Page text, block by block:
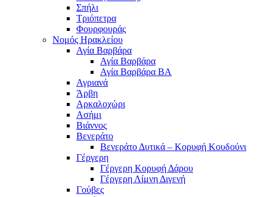
Σπήλι
Τριόπετρα
Φουρφουράς
Νομός Ηρακλείου
Αγία Βαρβάρα
Αγία Βαρβάρα
Αγία Βαρβάρα ΒΑ
Αγριανά
Άρβη
Αρκαλοχώρι
Ασήμι
Βιάννος
Βενεράτο
Βενεράτο Δυτικά – Κορυφή Κουδούνι
Γέργερη
Γέργερη Κορυφή Δάρου
Γέργερη Λίμνη Διγενή
Γούβες